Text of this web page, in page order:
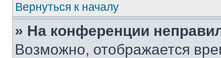
Вернуться к началу
» На конференции
Возможно, отображается